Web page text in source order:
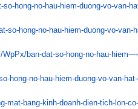
so-hong-no-hau-hiem-duong-vo-van-
so-hong-no-hau-hiem-duong-vo-van-
WpPx/ban-dat-so-hong-no-hau-hiem-
hong-no-hau-hiem-duong-vo-van-
mat-bang-kinh-doanh-dien-tich-lon-